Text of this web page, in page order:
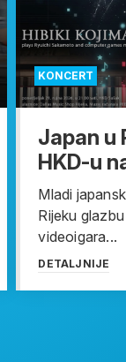
KONCERT
Japan u
HKD-u
Mladi
Rijeku
videoigara...
DETALJNIJE